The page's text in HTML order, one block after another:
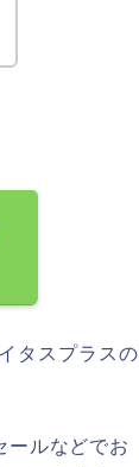
タスプラスの
ールなどでお